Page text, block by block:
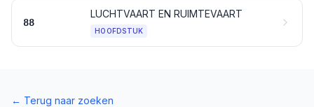
88
LUCHTVAART EN RUIMTEVAART
HOOFDSTUK
← Terug naar zoeken